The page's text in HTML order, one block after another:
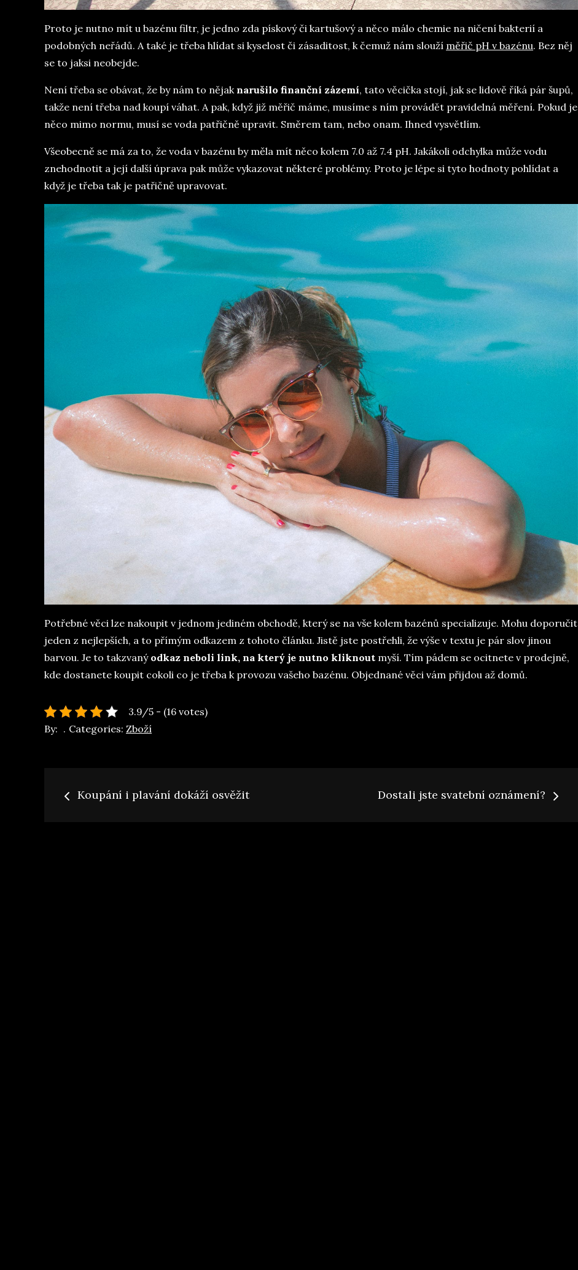
Proto je nutno mít u bazénu filtr, je jedno zda pískový či kartušový a něco málo chemie na ničení bakterií a
podobných neřádů. A také je třeba hlídat si kyselost či zásaditost, k čemuž nám slouží měřič pH v bazénu. Bez něj
se to jaksi neobejde.
Není třeba se obávat, že by nám to nějak narušilo finanční zázemí, tato věcička stojí, jak se lidově říká pár šupů,
takže není třeba nad koupí váhat. A pak, když již měřič máme, musíme s ním provádět pravidelná měření. Pokud je
něco mimo normu, musí se voda patřičně upravit. Směrem tam, nebo onam. Ihned vysvětlím.
Všeobecně se má za to, že voda v bazénu by měla mít něco kolem 7.0 až 7.4 pH. Jakákoli odchylka může vodu
znehodnotit a její další úprava pak může vykazovat některé problémy. Proto je lépe si tyto hodnoty pohlídat a
když je třeba tak je patřičně upravovat.
Potřebné věci lze nakoupit v jednom jediném obchodě, který se na vše kolem bazénů specializuje. Mohu doporučit
jeden z nejlepších, a to přímým odkazem z tohoto článku. Jistě jste postřehli, že výše v textu je pár slov jinou
barvou. Je to takzvaný odkaz neboli link, na který je nutno kliknout myší. Tím pádem se ocitnete v prodejně,
kde dostanete koupit cokoli co je třeba k provozu vašeho bazénu. Objednané věci vám přijdou až domů.
3.9/5 - (16 votes)
By:
Categories: Zboží
Navigace
Koupání i plavání dokáží osvěžit Dostali jste svatební oznámení?